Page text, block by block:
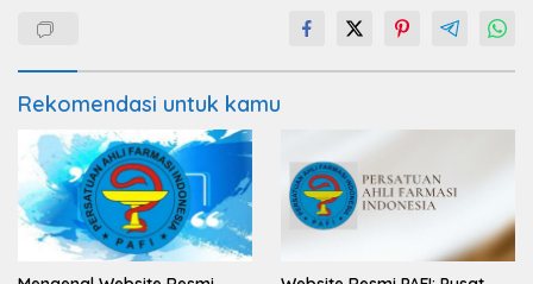
Rekomendasi untuk kamu